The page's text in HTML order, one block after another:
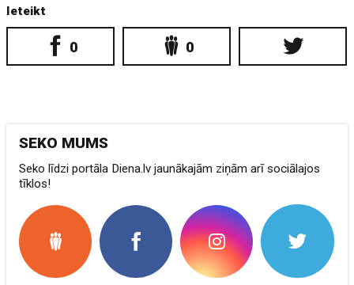
Ieteikt
0 0
SEKO MUMS
Seko līdzi portāla Diena.lv jaunākajām ziņām arī sociālajos
tīklos!